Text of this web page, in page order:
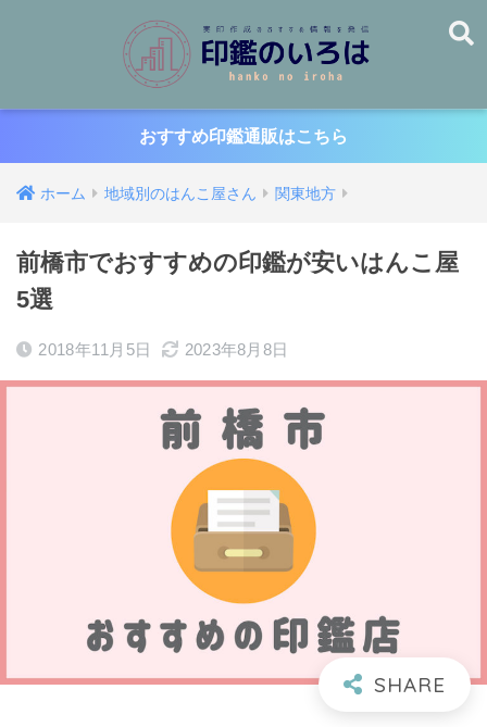
おすすめ印鑑通販はこちら
ホーム 地域別のはんこ屋さん 関東地方
前橋市でおすすめの印鑑が安いはんこ屋
5選
2018年11月5日 2023年8月8日